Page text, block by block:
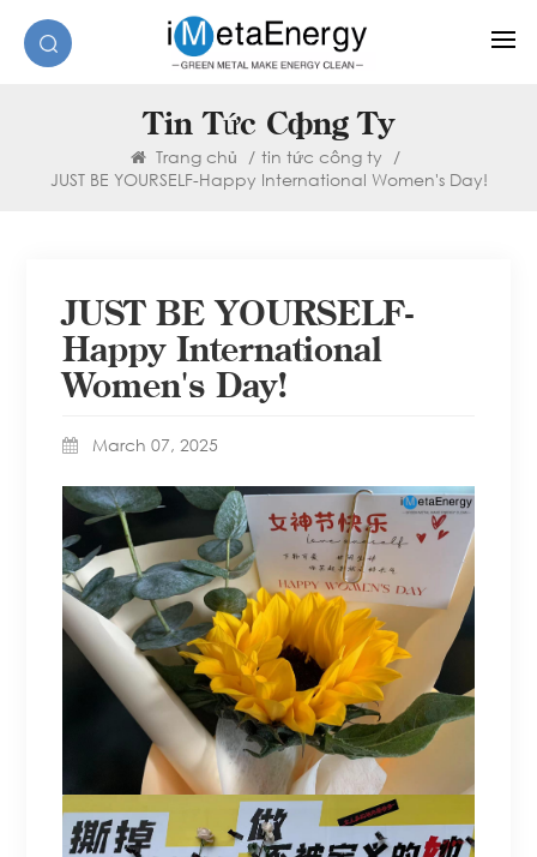
Tin Tức Công Ty
Trang chủ / tin tức công ty /
JUST BE YOURSELF-Happy International Women's Day!
JUST BE YOURSELF-
Happy International
Women's Day!
March 07, 2025